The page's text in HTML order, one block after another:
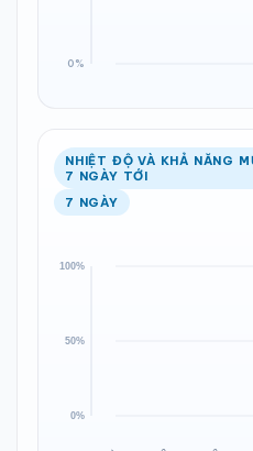
NHIỆT ĐỘ VÀ KHẢ NĂNG
7 NGÀY TỚI
7 NGÀY